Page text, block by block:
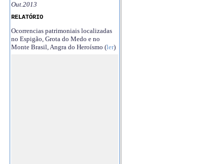
Out.2013
RELATÓRIO
Ocorrencias patrimoniais localizadas
no Espigão, Grota do Medo e no
Monte Brasil, Angra do Heroísmo (ler)